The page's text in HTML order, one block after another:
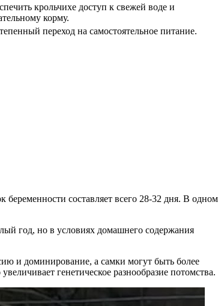
крольчихе доступ к свежей воде и
корму.
переход на самостоятельное питание.
составляет всего 28-32 дня. В одном
год, но в условиях домашнего содержания
и доминирование, а самки могут быть более
генетическое разнообразие потомства.